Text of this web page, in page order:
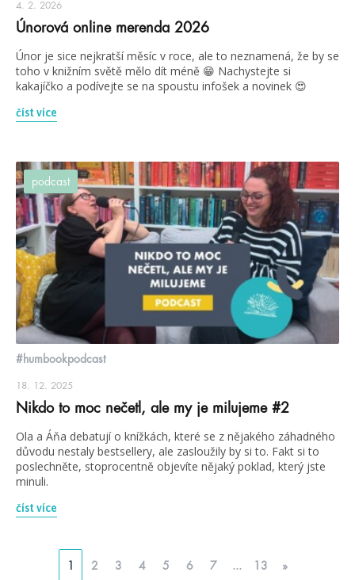
4. 2. 2026
Únorová online merenda 2026
Únor je sice nejkratší měsíc v roce, ale to neznamená, že by se
toho v knižním světě mělo dít méně 😁 Nachystejte si
kakajíčko a podívejte se na spoustu infošek a novinek 😍
číst více
podcast
#humbookpodcast
18. 12. 2025
Nikdo to moc nečetl, ale my je milujeme #2
Ola a Áňa debatují o knížkách, které se z nějakého záhadného
důvodu nestaly bestsellery, ale zasloužily by si to. Fakt si to
poslechněte, stoprocentně objevíte nějaký poklad, který jste
minuli.
číst více
1 2 3 4 5 6 7 13 »